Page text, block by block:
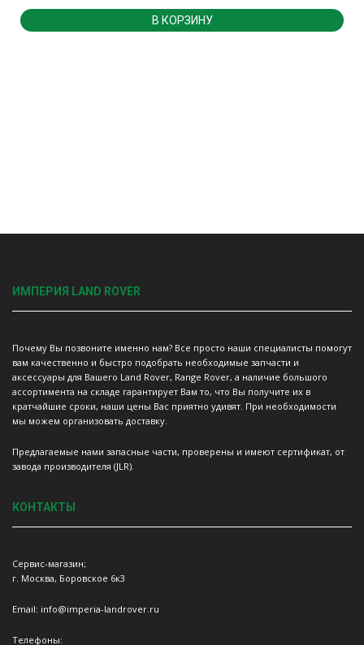
В КОРЗИНУ
ИМПЕРИЯ LAND ROVER
Почему Вы позвоните именно нам? Все просто наши специалисты помогут
вам качественно и быстро подобрать необходимые запчасти и
аксессуары для Вашего Land Rover, Range Rover, а наличие большого
ассортимента на складе гарантирует Вам то, что Вы получите их в
кратчайшие сроки, наши цены Вас приятно удивят. При необходимости
мы можем организовать доставку.
Предлагаемые нами запасные части, проверены и имеют сертификат, от
завода производителя (JLR).
КОНТАКТЫ
Сервис-магазин;
г. Москва, Боровское 6к3
Email: info@imperia-landrover.ru
Телефоны: